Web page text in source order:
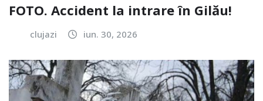
FOTO. Accident la intrare în Gilău!
clujazi iun. 30, 2026